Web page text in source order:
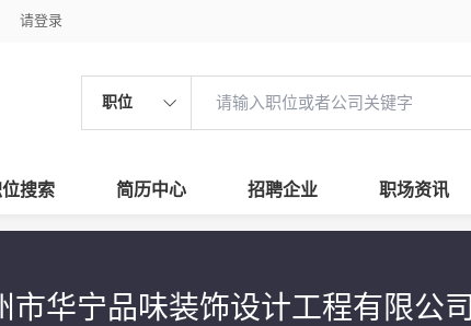
请登录
职位
搜索 简历中心 招聘企业 职场资讯
市华宁品味装饰设计工程有限公司